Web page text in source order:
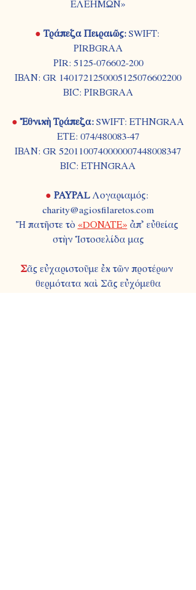
ΕΛΕΗΜΩΝ»
● Τράπεζα Πειραιῶς: SWIFT:
PIRBGRAA
PIR: 5125-076602-200
IBAN: GR 1401721250005125076602200
BIC: PIRBGRAA
● Ἐθνικὴ Τράπεζα: SWIFT: ETHNGRAA
ETE: 074/480083-47
IBAN: GR 5201100740000007448008347
BIC: ETHNGRAA
● PAYPAL Λογαριαμός:
charity@agiosfilaretos.com
Ἢ πατῆστε τὸ «DONATE» ἀπ᾿ εὐθείας
στὴν Ἱστοσελίδα μας
Σᾶς εὐχαριστοῦμε ἐκ τῶν προτέρων
θερμότατα καὶ Σᾶς εὐχόμεθα